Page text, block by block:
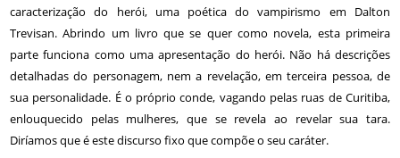
caracterização do herói, uma poética do vampirismo em Dalton
Trevisan. Abrindo um livro que se quer como novela, esta primeira
parte funciona como uma apresentação do herói. Não há descrições
detalhadas do personagem, nem a revelação, em terceira pessoa, de
sua personalidade. É o próprio conde, vagando pelas ruas de Curitiba,
enlouquecido pelas mulheres, que se revela ao revelar sua tara.
Diríamos que é este discurso fixo que compõe o seu caráter.